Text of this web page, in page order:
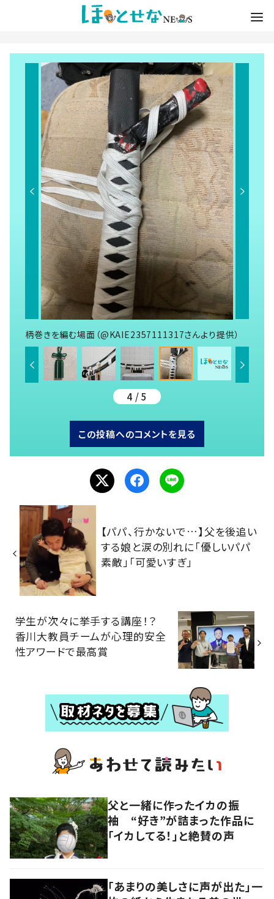
柄巻きを編む場面（@KAIE2357111317さんより提供）
4 / 5
この投稿へのコメントを見る
【パパ、行かないで…】父を後追い
する娘と涙の別れに「優しいパパ
素敵」「可愛いすぎ」
学生が次々に挙手する講座！？
香川大教員チームが心理的安全
性アワードで最高賞
父と一緒に作ったイカの振
袖 “好き”が詰まった作品に
「イカしてる！」と絶賛の声
「あまりの美しさに声が出た」一